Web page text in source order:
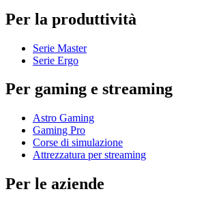
Per la produttività
Serie Master
Serie Ergo
Per gaming e streaming
Astro Gaming
Gaming Pro
Corse di simulazione
Attrezzatura per streaming
Per le aziende